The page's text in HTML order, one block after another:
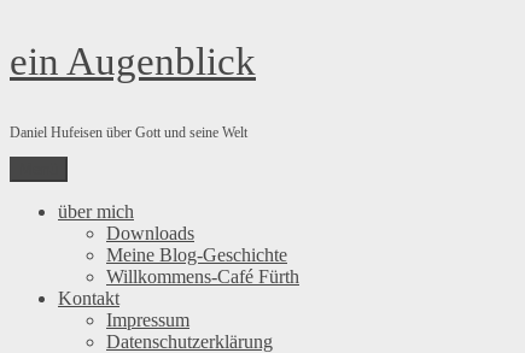
Zum
Inhalt
ein Augenblick
Daniel Hufeisen über Gott und seine Welt
über mich
Downloads
Meine Blog-Geschichte
Willkommens-Café Fürth
Kontakt
Impressum
Datenschutzerklärung